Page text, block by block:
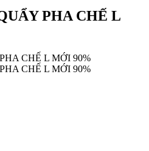
PHA CHẾ L